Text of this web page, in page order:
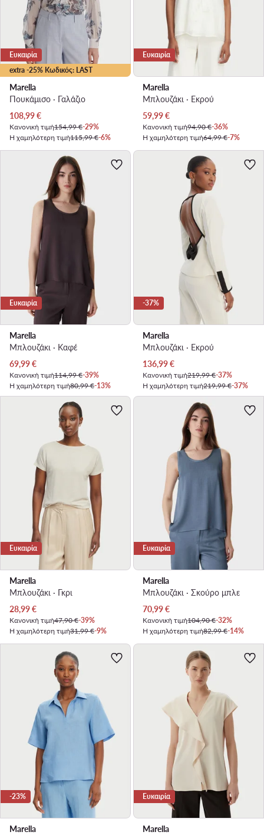
extra -25% Κωδικός: LAST
Ευκαιρία
Marella
Πουκάμισο · Γαλάζιο
Τρέχουσα τιμή
108,99€
Κανονική τιμή154,99 €-29%
Η χαμηλότερη τιμή115,99 €-6%
Ευκαιρία
Marella
Μπλουζάκι · Εκρού
Τρέχουσα τιμή
59,99€
Κανονική τιμή94,90 €-36%
Η χαμηλότερη τιμή64,99 €-7%
Ευκαιρία
Marella
Μπλουζάκι · Καφέ
Τρέχουσα τιμή
69,99€
Κανονική τιμή114,99 €-39%
Η χαμηλότερη τιμή80,99 €-13%
-37%
Marella
Μπλουζάκι · Εκρού
Τρέχουσα τιμή
136,99€
Κανονική τιμή219,99 €-37%
Η χαμηλότερη τιμή219,99 €-37%
Ευκαιρία
Marella
Μπλουζάκι · Γκρι
Τρέχουσα τιμή
28,99€
Κανονική τιμή47,90 €-39%
Η χαμηλότερη τιμή31,99 €-9%
Ευκαιρία
Marella
Μπλουζάκι · Σκούρο μπλε
Τρέχουσα τιμή
70,99€
Κανονική τιμή104,90 €-32%
Η χαμηλότερη τιμή82,99 €-14%
-23%
Marella
Ευκαιρία
Marella